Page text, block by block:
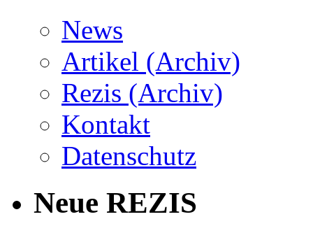
News
Artikel (Archiv)
Rezis (Archiv)
Kontakt
Datenschutz
Neue REZIS